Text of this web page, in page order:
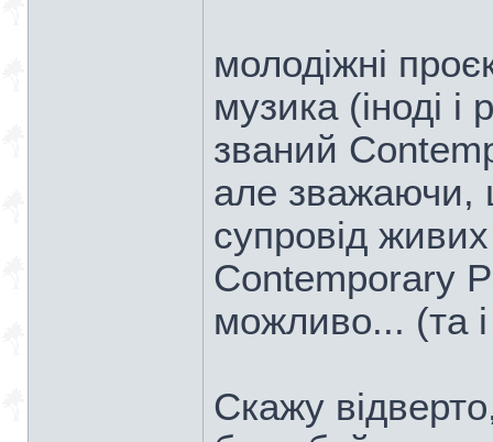
молодіжні
музика (іноді
званий
але зважаючи,
супровід живих
Contemporary
можливо... (та
Скажу